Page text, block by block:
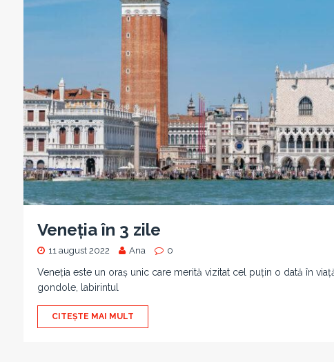
Veneția în 3 zile
11 august 2022 Ana 0
Veneția este un oraș unic care merită vizitat cel puțin o dată în
gondole, labirintul
CITEȘTE MAI MULT